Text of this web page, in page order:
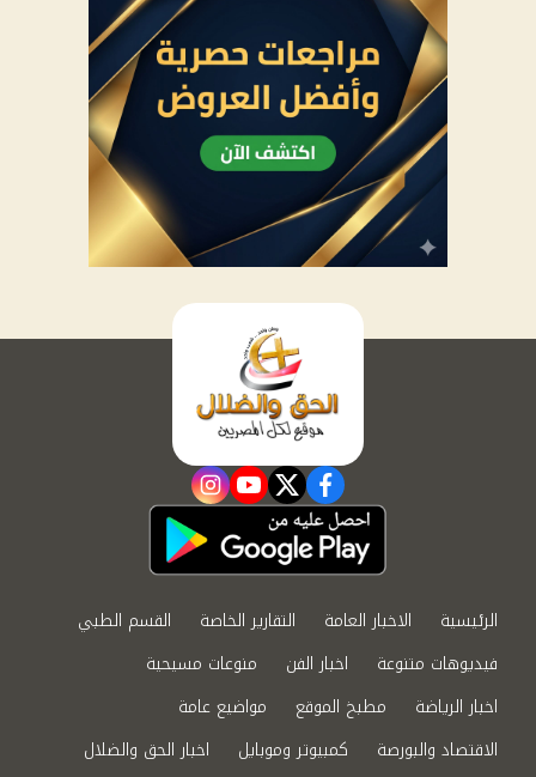
facebook
twitter
youtube
instagram
الرئيسية الاخبار العامة التقارير الخاصة
القسم الطبي
فيديوهات متنوعة
اخبار الفن
منوعات مسيحية
اخبار الرياضة
مطبخ الموقع
مواضيع عامة
الاقتصاد والبورصة
كمبيوتر وموبايل اخبار الحق والضلال